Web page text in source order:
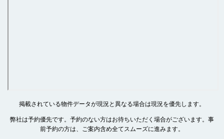
掲載されている物件データが現況と異なる場合は現況を優先します。
弊社は予約優先です。予約のない方はお待ちいただく場合がございます。事
前予約の方は、ご案内含め全てスムーズに進みます。